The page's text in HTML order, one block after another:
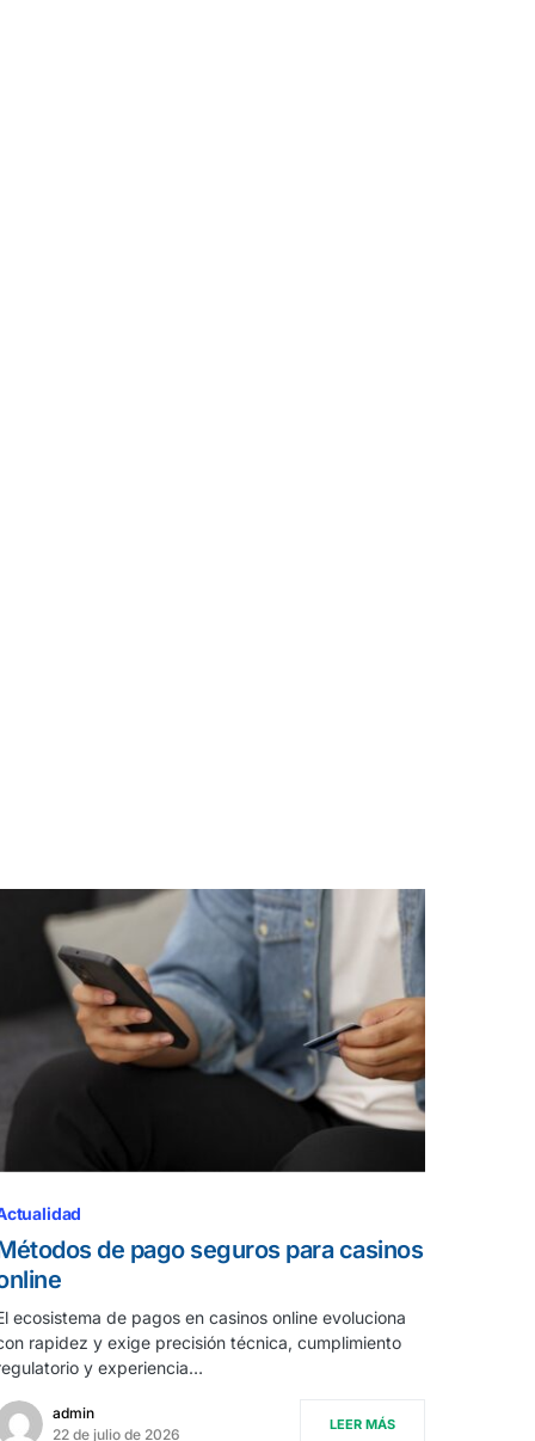
de pago seguros para casinos
ecosistema de pagos en casinos online evoluciona
rapidez y exige precisión técnica, cumplimiento
y experiencia…
admin
22 de julio de 2026
LEER MÁS